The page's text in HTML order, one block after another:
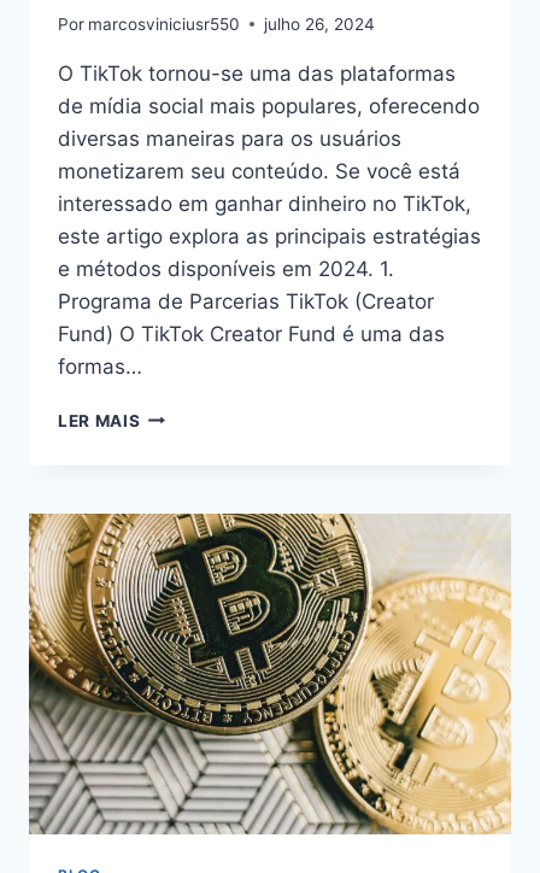
Por marcosviniciusr550 julho 26, 2024
O TikTok tornou-se uma das plataformas
de mídia social mais populares, oferecendo
diversas maneiras para os usuários
monetizarem seu conteúdo. Se você está
interessado em ganhar dinheiro no TikTok,
este artigo explora as principais estratégias
e métodos disponíveis em 2024. 1.
Programa de Parcerias TikTok (Creator
Fund) O TikTok Creator Fund é uma das
formas…
LER MAIS COMO
TIKTOK